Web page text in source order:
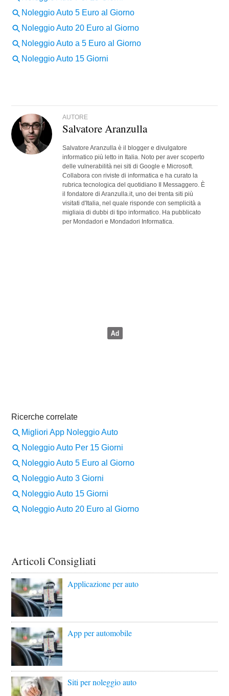
AUTORE
Salvatore Aranzulla
Salvatore Aranzulla è il blogger e divulgatore
informatico più letto in Italia. Noto per aver scoperto
delle vulnerabilità nei siti di Google e Microsoft.
Collabora con riviste di informatica e ha curato la
rubrica tecnologica del quotidiano Il Messaggero. È
il fondatore di Aranzulla.it, uno dei trenta siti più
visitati d'Italia, nel quale risponde con semplicità a
migliaia di dubbi di tipo informatico. Ha pubblicato
per Mondadori e Mondadori Informatica.
Articoli Consigliati
Applicazione per auto
App per automobile
Siti per noleggio auto